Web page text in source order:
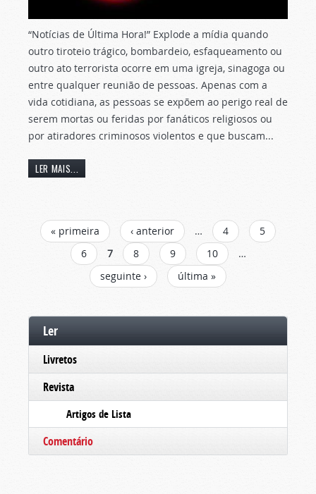
“Notícias de Última Hora!” Explode a mídia quando
outro tiroteio trágico, bombardeio, esfaqueamento ou
outro ato terrorista ocorre em uma igreja, sinagoga ou
entre qualquer reunião de pessoas. Apenas com a
vida cotidiana, as pessoas se expõem ao perigo real de
serem mortas ou feridas por fanáticos religiosos ou
por atiradores criminosos violentos e que buscam...
LER MAIS...
PÁGINAS
« primeira ‹ anterior … 4
5
6
7 8 9 10
…
seguinte ›
última »
Ler
Livretos
Revista
Artigos de Lista
Comentário